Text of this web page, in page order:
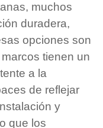
muchos
duradera,
opciones son
tienen un
a la
de reflejar
y
que los